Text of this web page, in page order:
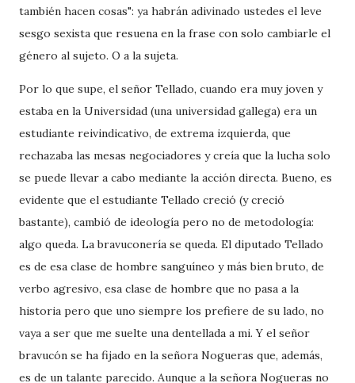
también hacen cosas": ya habrán adivinado ustedes el leve
sesgo sexista que resuena en la frase con solo cambiarle el
género al sujeto. O a la sujeta.
Por lo que supe, el señor Tellado, cuando era muy joven y
estaba en la Universidad (una universidad gallega) era un
estudiante reivindicativo, de extrema izquierda, que
rechazaba las mesas negociadores y creía que la lucha solo
se puede llevar a cabo mediante la acción directa. Bueno, es
evidente que el estudiante Tellado creció (y creció
bastante), cambió de ideología pero no de metodología:
algo queda. La bravuconería se queda. El diputado Tellado
es de esa clase de hombre sanguíneo y más bien bruto, de
verbo agresivo, esa clase de hombre que no pasa a la
historia pero que uno siempre los prefiere de su lado, no
vaya a ser que me suelte una dentellada a mi. Y el señor
bravucón se ha fijado en la señora Nogueras que, además,
es de un talante parecido. Aunque a la señora Nogueras no